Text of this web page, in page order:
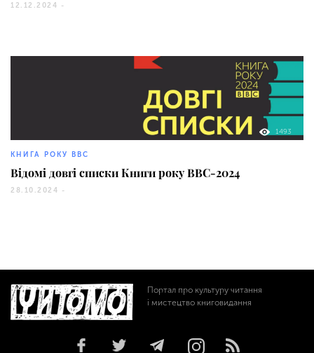
12.12.2024 -
1493
КНИГА РОКУ BBC
Відомі довгі списки Книги року BBC-2024
28.10.2024 -
Портал про культуру читання
і мистецтво книговидання